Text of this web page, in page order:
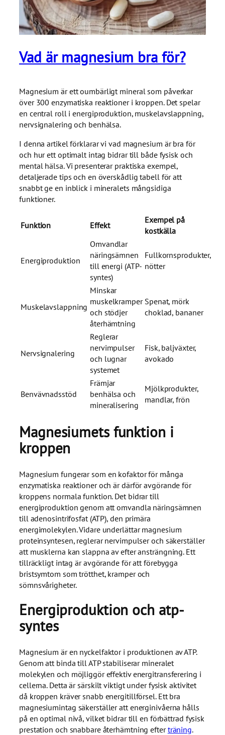
Vad är magnesium bra för?
Magnesium är ett oumbärligt mineral som påverkar
över 300 enzymatiska reaktioner i kroppen. Det spelar
en central roll i energiproduktion, muskelavslappning,
nervsignalering och benhälsa.
I denna artikel förklarar vi vad magnesium är bra för
och hur ett optimalt intag bidrar till både fysisk och
mental hälsa. Vi presenterar praktiska exempel,
detaljerade tips och en överskådlig tabell för att
snabbt ge en inblick i mineralets mångsidiga
funktioner.
Funktion Effekt
Exempel på
kostkälla
Energiproduktion
Omvandlar
näringsämnen
till energi (ATP-
syntes)
Fullkornsprodukter,
nötter
Muskelavslappning
Minskar
muskelkramper
och stödjer
återhämtning
Spenat, mörk
choklad, bananer
Nervsignalering
Reglerar
nervimpulser
och lugnar
systemet
Fisk, baljväxter,
avokado
Benvävnadsstöd
Främjar
benhälsa och
mineralisering
Mjölkprodukter,
mandlar, frön
Magnesiumets funktion i
kroppen
Magnesium fungerar som en kofaktor för många
enzymatiska reaktioner och är därför avgörande för
kroppens normala funktion. Det bidrar till
energiproduktion genom att omvandla näringsämnen
till adenosintrifosfat (ATP), den primära
energimolekylen. Vidare underlättar magnesium
proteinsyntesen, reglerar nervimpulser och säkerställer
att musklerna kan slappna av efter ansträngning. Ett
tillräckligt intag är avgörande för att förebygga
bristsymtom som trötthet, kramper och
sömnsvårigheter.
Energiproduktion och atp-
syntes
Magnesium är en nyckelfaktor i produktionen av ATP.
Genom att binda till ATP stabiliserar mineralet
molekylen och möjliggör effektiv energitransferering i
cellerna. Detta är särskilt viktigt under fysisk aktivitet
då kroppen kräver snabb energitillförsel. Ett bra
magnesiumintag säkerställer att energinivåerna hålls
på en optimal nivå, vilket bidrar till en förbättrad fysisk
prestation och snabbare återhämtning efterträning.